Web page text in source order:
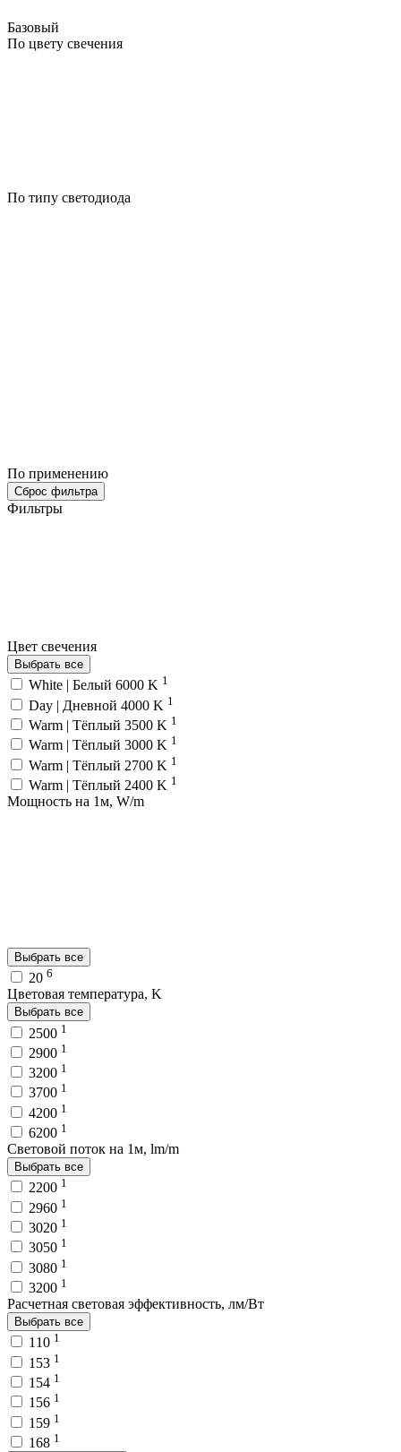
Базовый
По цвету свечения
По типу светодиода
По применению
Сброс фильтра
Фильтры
Цвет свечения
Выбрать все
White | Белый 6000 K 1
Day | Дневной 4000 K 1
Warm | Тёплый 3500 K 1
Warm | Тёплый 3000 K 1
Warm | Тёплый 2700 K 1
Warm | Тёплый 2400 K 1
Мощность на 1м, W/m
Выбрать все
20 6
Цветовая температура, K
Выбрать все
2500 1
2900 1
3200 1
3700 1
4200 1
6200 1
Световой поток на 1м, lm/m
Выбрать все
2200 1
2960 1
3020 1
3050 1
3080 1
3200 1
Расчетная световая эффективность, лм/Вт
Выбрать все
110 1
153 1
154 1
156 1
159 1
168 1